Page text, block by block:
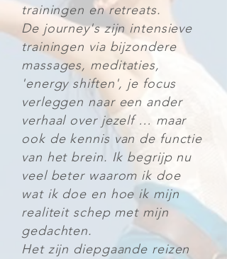
trainingen en retreats.
De journey's zijn intensieve
trainingen via bijzondere
massages, meditaties,
'energy shiften', je focus
verleggen naar een ander
verhaal over jezelf … maar
ook de kennis van de functie
van het brein. Ik begrijp nu
veel beter waarom ik doe
wat ik doe en hoe ik mijn
realiteit schep met mijn
gedachten.
Het zijn diepgaande reizen